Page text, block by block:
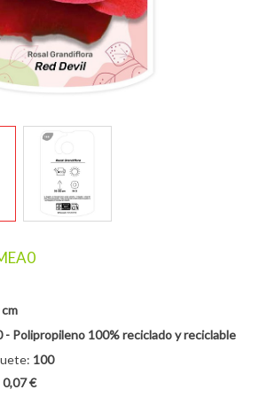
- Polipropileno 100% reciclado y reciclable
100
0,07 €